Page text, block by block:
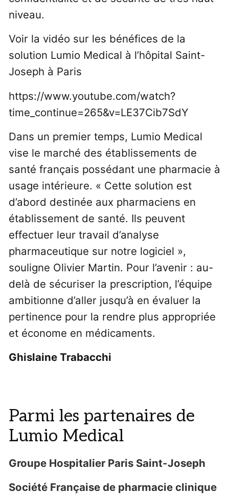
niveau.
Voir la vidéo sur les bénéfices de la
solution Lumio Medical à l’hôpital Saint-
Joseph à Paris
https://www.youtube.com/watch?
time_continue=265&v=LE37Cib7SdY
Dans un premier temps, Lumio Medical
vise le marché des établissements de
santé français possédant une pharmacie à
usage intérieure. « Cette solution est
d’abord destinée aux pharmaciens en
établissement de santé. Ils peuvent
effectuer leur travail d’analyse
pharmaceutique sur notre logiciel »,
souligne Olivier Martin. Pour l’avenir : au-
delà de sécuriser la prescription, l’équipe
ambitionne d’aller jusqu’à en évaluer la
pertinence pour la rendre plus appropriée
et économe en médicaments.
Ghislaine Trabacchi
Parmi les partenaires de
Lumio Medical
Groupe Hospitalier Paris Saint-Joseph
Société Française de pharmacie clinique